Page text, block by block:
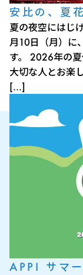
安比の、夏
夏の夜空にはじ
月10日（月）に
す。 2026年の夏
大切な人とお楽
[…]
APPI サマ